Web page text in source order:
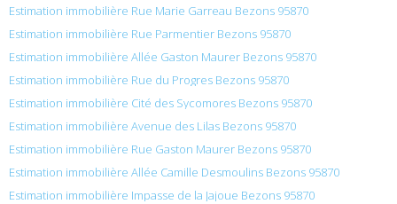
Estimation immobilière Rue Marie Garreau Bezons 95870
Estimation immobilière Rue Parmentier Bezons 95870
Estimation immobilière Allée Gaston Maurer Bezons 95870
Estimation immobilière Rue du Progres Bezons 95870
Estimation immobilière Cité des Sycomores Bezons 95870
Estimation immobilière Avenue des Lilas Bezons 95870
Estimation immobilière Rue Gaston Maurer Bezons 95870
Estimation immobilière Allée Camille Desmoulins Bezons 95870
Estimation immobilière Impasse de la Jajoue Bezons 95870